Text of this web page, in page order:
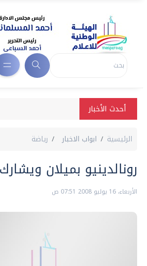
أحدث الأخبار
الرئيسية ابواب الاخبار رياضة
رونالدينيو بميلان
الأربعاء، 16 يوليو 2008 07:51 ص